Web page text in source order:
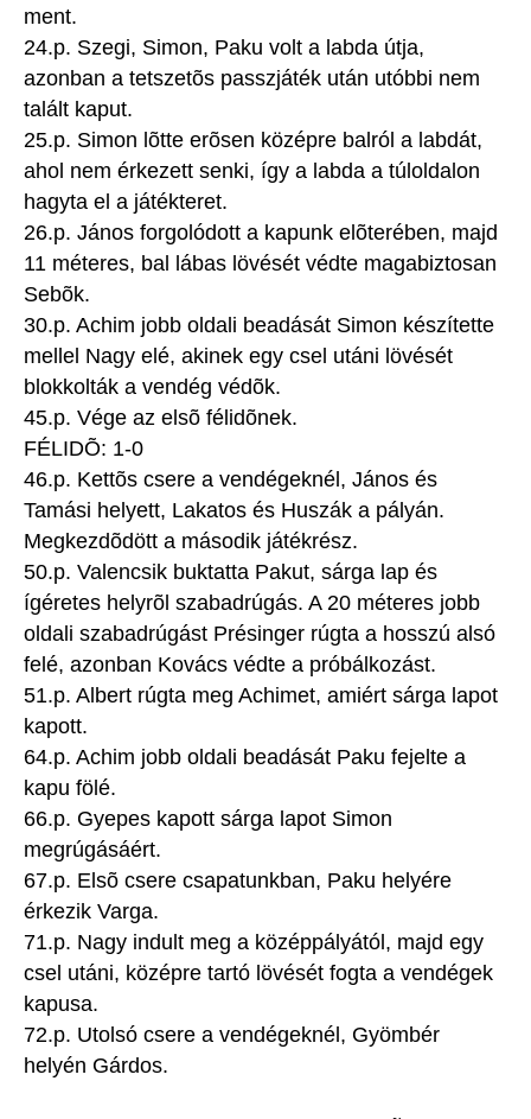
ment.
24.p. Szegi, Simon, Paku volt a labda útja,
azonban a tetszetõs passzjáték után utóbbi nem
talált kaput.
25.p. Simon lõtte erõsen középre balról a labdát,
ahol nem érkezett senki, így a labda a túloldalon
hagyta el a játékteret.
26.p. János forgolódott a kapunk elõterében, majd
11 méteres, bal lábas lövését védte magabiztosan
Sebõk.
30.p. Achim jobb oldali beadását Simon készítette
mellel Nagy elé, akinek egy csel utáni lövését
blokkolták a vendég védõk.
45.p. Vége az elsõ félidõnek.
FÉLIDÕ: 1-0
46.p. Kettõs csere a vendégeknél, János és
Tamási helyett, Lakatos és Huszák a pályán.
Megkezdõdött a második játékrész.
50.p. Valencsik buktatta Pakut, sárga lap és
ígéretes helyrõl szabadrúgás. A 20 méteres jobb
oldali szabadrúgást Présinger rúgta a hosszú alsó
felé, azonban Kovács védte a próbálkozást.
51.p. Albert rúgta meg Achimet, amiért sárga lapot
kapott.
64.p. Achim jobb oldali beadását Paku fejelte a
kapu fölé.
66.p. Gyepes kapott sárga lapot Simon
megrúgásáért.
67.p. Elsõ csere csapatunkban, Paku helyére
érkezik Varga.
71.p. Nagy indult meg a középpályától, majd egy
csel utáni, középre tartó lövését fogta a vendégek
kapusa.
72.p. Utolsó csere a vendégeknél, Gyömbér
helyén Gárdos.